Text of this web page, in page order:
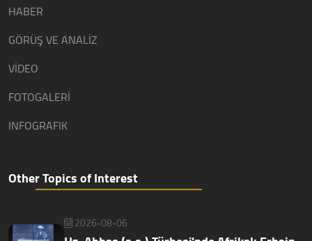
HABER
GÖRÜŞ VE ANALİZ
VİDEO
FOTOGALERİ
INFOGRAFIK
Other Topics of Interest
2026-08-06